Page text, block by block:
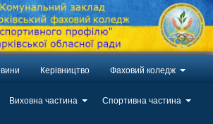
Керівництво Фаховий коледж
Виховна частина Спортивна частина